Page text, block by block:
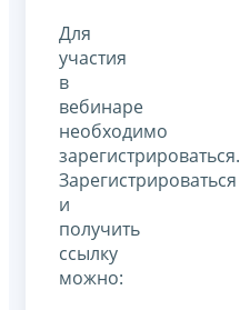
Для
участия
в
вебинаре
необходимо
зарегистрироваться.
Зарегистрироваться
и
получить
ссылку
можно: